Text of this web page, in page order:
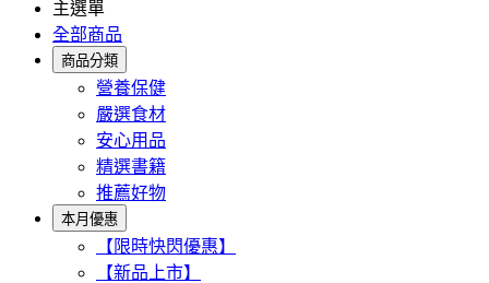
主選單
全部商品
商品分類
營養保健
嚴選食材
安心用品
精選書籍
推薦好物
本月優惠
【限時快閃優惠】
【新品上市】